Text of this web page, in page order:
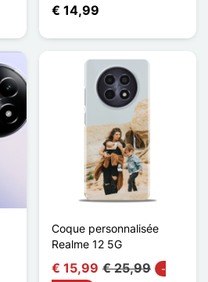
€ 14,99
Coque personnalisée
Realme 12 5G
€ 15,99 € 25,99
-